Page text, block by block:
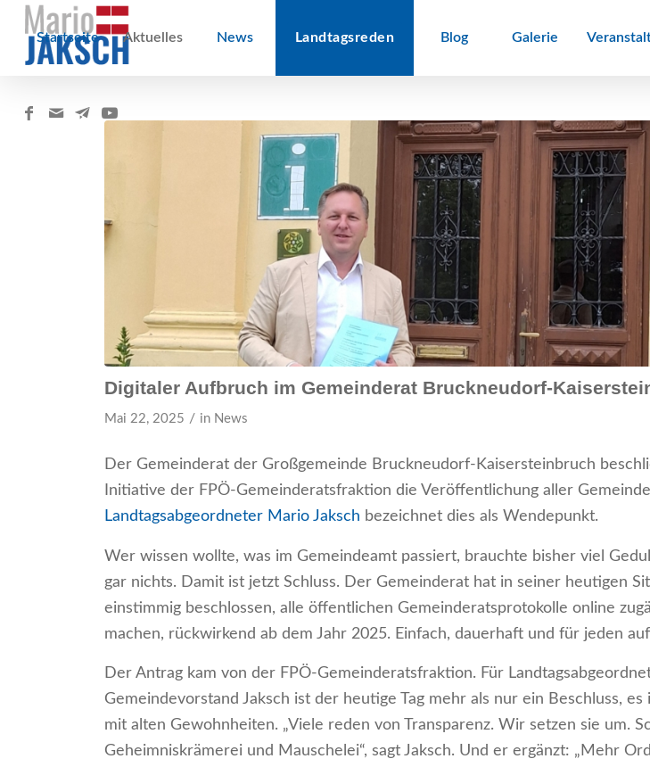
Startseite Aktuelles News Landtagsreden Blog Galerie
Digitaler Aufbruch im Gemeinderat Bruckneudorf-
Mai 22, 2025 / in News
Der Gemeinderat der Großgemeinde Bruckneudorf-Kaisersteinbruch
Initiative der FPÖ-Gemeinderatsfraktion die Veröffentlichung aller
Landtagsabgeordneter Mario Jaksch bezeichnet dies als Wendepunkt.
Wer wissen wollte, was im Gemeindeamt passiert, brauchte bisher viel
gar nichts. Damit ist jetzt Schluss. Der Gemeinderat hat in seiner heutigen
einstimmig beschlossen, alle öffentlichen Gemeinderatsprotokolle online
machen, rückwirkend ab dem Jahr 2025. Einfach, dauerhaft und für jeden
Der Antrag kam von der FPÖ-Gemeinderatsfraktion. Für
Gemeindevorstand Jaksch ist der heutige Tag mehr als nur ein Beschluss, es
mit alten Gewohnheiten. „Viele reden von Transparenz. Wir setzen sie um.
Geheimniskrämerei und Mauschelei“, sagt Jaksch. Und er ergänzt: „Mehr